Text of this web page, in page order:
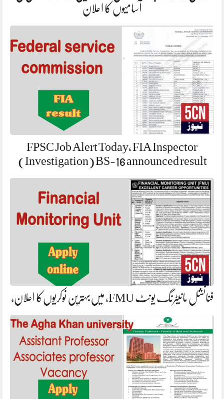
آسامیوں کا اعلان
FPSC Job Alert Today, FIA Inspector
(Investigation) BS-16 announced result
فنانشل مانیٹرنگ یونٹ FMU، میں‌بہترین نوکریوں‌کا اعلان،